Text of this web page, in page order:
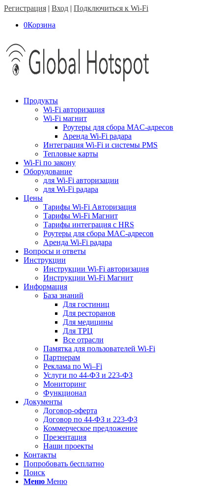
Регистрация | Вход | Подключиться к Wi-Fi
0Корзина
Продукты
Wi-Fi авторизация
Wi-Fi магнит
Роутеры для сбора MAC-адресов
Аренда Wi-Fi радара
Интеграция Wi-Fi и системы PMS
Тепловые карты
Wi-Fi по закону
Оборудование
для Wi-Fi авторизации
для Wi-Fi радара
Цены
Тарифы Wi-Fi Авторизация
Тарифы Wi-Fi Магнит
Тарифы интеграция с HRS
Роутеры для сбора MAC-адресов
Аренда Wi-Fi радара
Вопросы и ответы
Инструкции
Инструкции Wi-Fi авторизация
Инструкции Wi-Fi Магнит
Информация
База знаний
Для гостиниц
Для ресторанов
Для медицины
Для ТРЦ
Все отрасли
Памятка для пользователей Wi-Fi
Партнерам
Реклама по Wi–Fi
Услуги по 44-ФЗ и 223-ФЗ
Мониторинг
Функционал
Документы
Договор-оферта
Договор по 44-ФЗ и 223-ФЗ
Коммерческое предложение
Презентация
Наши проекты
Контакты
Попробовать бесплатно
Поиск
Меню Меню